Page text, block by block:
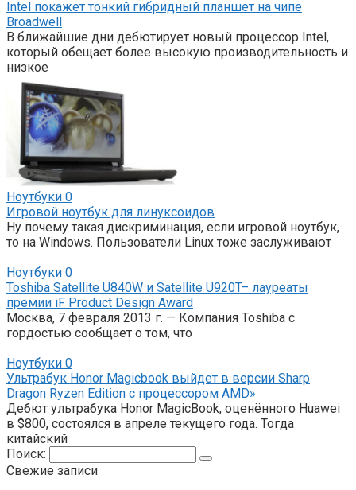
Intel покажет тонкий гибридный планшет на чипе
Broadwell
В ближайшие дни дебютирует новый процессор Intel,
который обещает более высокую производительность и
низкое
Ноутбуки 0
Игровой ноутбук для линуксоидов
Ну почему такая дискриминация, если игровой ноутбук,
то на Windows. Пользователи Linux тоже заслуживают
Ноутбуки 0
Toshiba Satellite U840W и Satellite U920T– лауреаты
премии iF Product Design Award
Москва, 7 февраля 2013 г. — Компания Toshiba с
гордостью сообщает о том, что
Ноутбуки 0
Ультрабук Honor Magicbook выйдет в версии Sharp
Dragon Ryzen Edition с процессором AMD»
Дебют ультрабука Honor MagicBook, оценённого Huawei
в $800, состоялся в апреле текущего года. Тогда
китайский
Поиск:
Свежие записи